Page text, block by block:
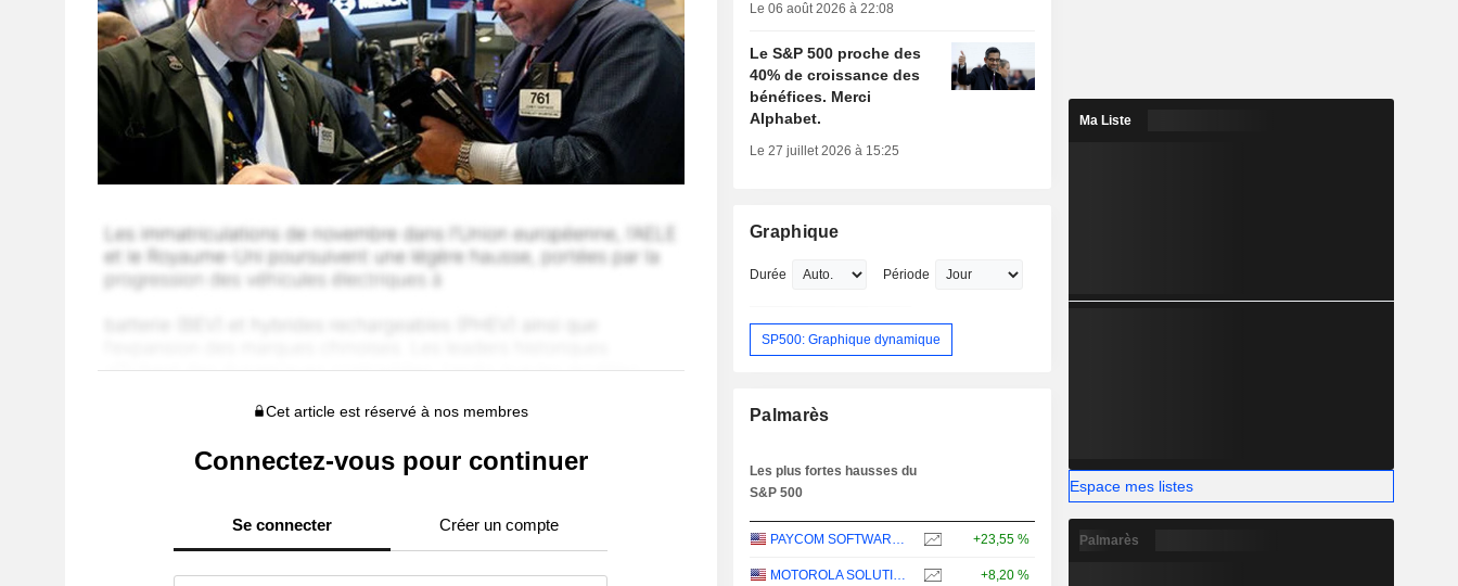
Cet article est réservé à nos membres
Connectez-vous pour continuer
Se connecter Créer un compte
Le 06 août 2026 à 22:08
Le S&P 500 proche des
40% de croissance des
bénéfices. Merci
Alphabet.
Le 27 juillet 2026 à 15:25
Graphique
Durée Période
SP500: Graphique dynamique
Palmarès
Les plus fortes hausses du
S&P 500
PAYCOM SOFTWARE, INC. +23,55 %
MOTOROLA SOLUTIONS, INC. +8,20 %
Ma Liste
Espace mes listes
Palmarès